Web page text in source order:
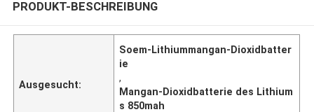
PRODUKT-BESCHREIBUNG
Ausgesucht:
Soem-Lithiummangan-Dioxidbatter
ie
,
Mangan-Dioxidbatterie des Lithium
s 850mah